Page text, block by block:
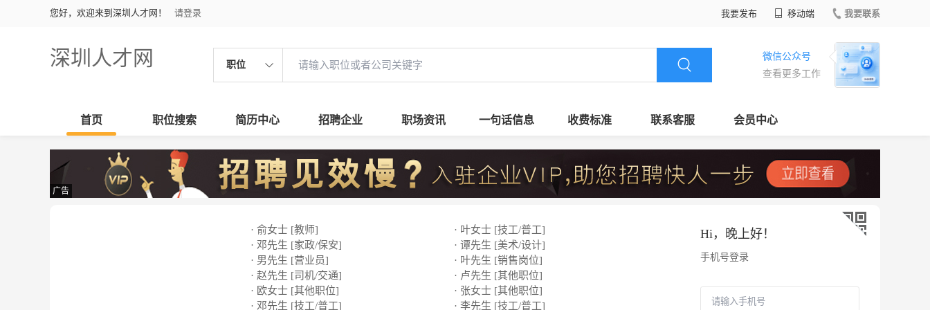
您好，欢迎来到深圳人才网！ 请登录 我要发布 移动端 我要联系
深圳人才网 职位
微信公众号
查看更多工作
首页 职位搜索 简历中心 招聘企业 职场资讯 一句话信息 收费标准 联系客服 会员中心
广告
· 俞女士 [教师]
· 叶女士 [技工/普工]
· 邓先生 [家政/保安]
· 谭先生 [美术/设计]
· 男先生 [营业员]
· 叶先生 [销售岗位]
· 赵先生 [司机/交通]
· 卢先生 [其他职位]
· 欧女士 [其他职位]
· 张女士 [其他职位]
· 邓先生 [技工/普工]
· 李先生 [技工/普工]
Hi， 晚上好！
手机号登录